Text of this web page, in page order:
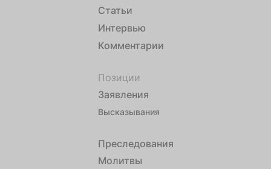
Статьи
Интервью
Комментарии
Позиции
Заявления
Высказывания
Преследования
Молитвы